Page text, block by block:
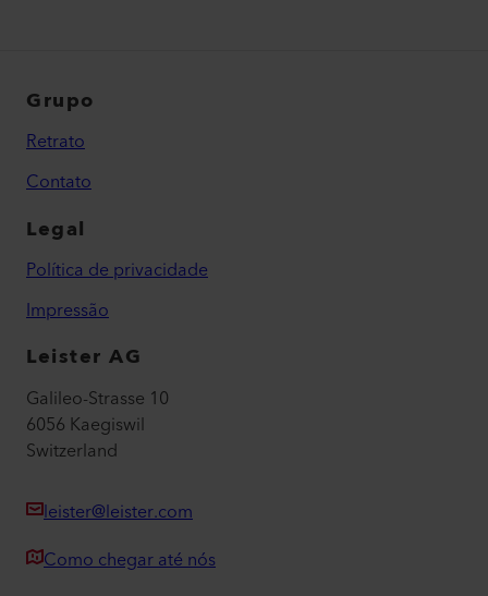
Grupo
Retrato
Contato
Legal
Política de privacidade
Impressão
Leister AG
Galileo-Strasse 10
6056 Kaegiswil
Switzerland
leister@leister.com
Como chegar até nós